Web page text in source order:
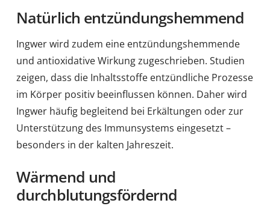
Natürlich entzündungshemmend
Ingwer wird zudem eine entzündungshemmende
und antioxidative Wirkung zugeschrieben. Studien
zeigen, dass die Inhaltsstoffe entzündliche Prozesse
im Körper positiv beeinflussen können. Daher wird
Ingwer häufig begleitend bei Erkältungen oder zur
Unterstützung des Immunsystems eingesetzt –
besonders in der kalten Jahreszeit.
Wärmend und
durchblutungsfördernd